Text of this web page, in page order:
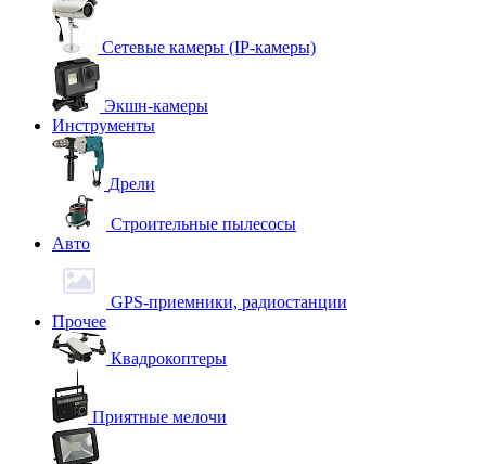
Сетевые камеры (IP-камеры)
Экшн-камеры
Инструменты
Дрели
Строительные пылесосы
Авто
GPS-приемники, радиостанции
Прочее
Квадрокоптеры
Приятные мелочи